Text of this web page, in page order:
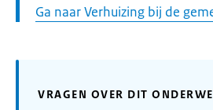
Ga naar Verhuizing bij de
VRAGEN OVER DIT